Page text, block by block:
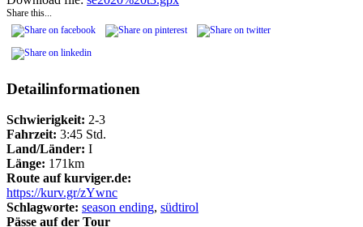
Share this...
Detailinformationen
Schwierigkeit: 2-3
Fahrzeit: 3:45 Std.
Land/Länder: I
Länge: 171km
Route auf kurviger.de:
https://kurv.gr/zYwnc
Schlagworte: season ending, südtirol
Pässe auf der Tour